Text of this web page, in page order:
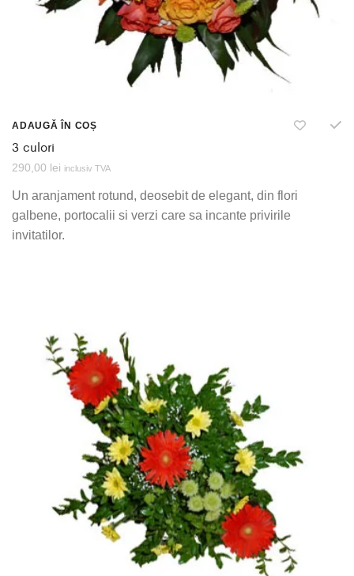
ADAUGĂ ÎN COȘ
3 culori
290,00 lei inclusiv TVA
Un aranjament rotund, deosebit de elegant, din flori
galbene, portocalii si verzi care sa incante privirile
invitatilor.